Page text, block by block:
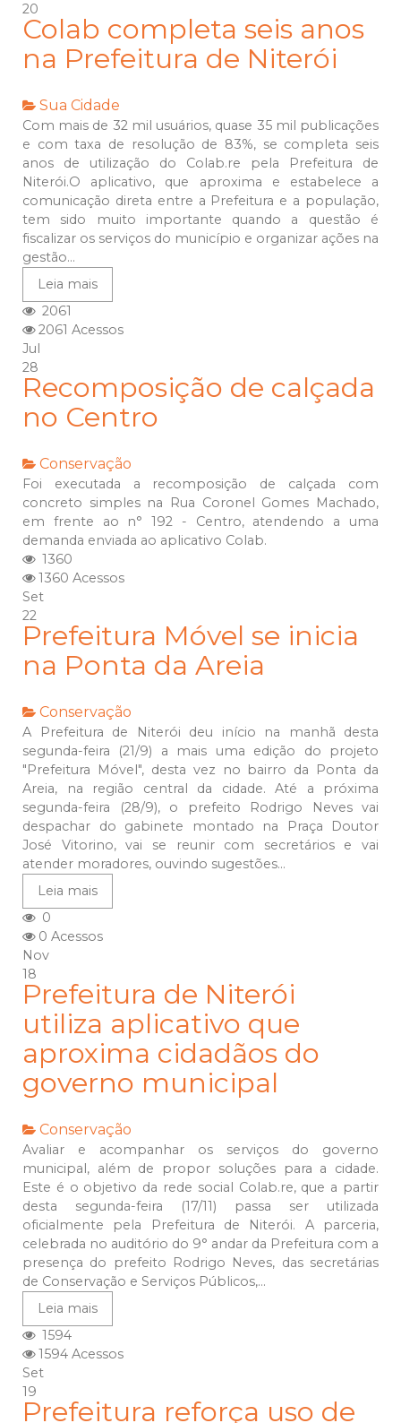
20
Colab completa seis anos
na Prefeitura de Niterói
Sua Cidade
Com mais de 32 mil usuários, quase 35 mil publicações
e com taxa de resolução de 83%, se completa seis
anos de utilização do Colab.re pela Prefeitura de
Niterói.O aplicativo, que aproxima e estabelece a
comunicação direta entre a Prefeitura e a população,
tem sido muito importante quando a questão é
fiscalizar os serviços do município e organizar ações na
gestão...
Leia mais
2061
2061 Acessos
Jul
28
Recomposição de calçada
no Centro
Conservação
Foi executada a recomposição de calçada com
concreto simples na Rua Coronel Gomes Machado,
em frente ao n° 192 - Centro, atendendo a uma
demanda enviada ao aplicativo Colab.
1360
1360 Acessos
Set
22
Prefeitura Móvel se inicia
na Ponta da Areia
Conservação
A Prefeitura de Niterói deu início na manhã desta
segunda-feira (21/9) a mais uma edição do projeto
"Prefeitura Móvel", desta vez no bairro da Ponta da
Areia, na região central da cidade. Até a próxima
segunda-feira (28/9), o prefeito Rodrigo Neves vai
despachar do gabinete montado na Praça Doutor
José Vitorino, vai se reunir com secretários e vai
atender moradores, ouvindo sugestões...
Leia mais
0
0 Acessos
Nov
18
Prefeitura de Niterói
utiliza aplicativo que
aproxima cidadãos do
governo municipal
Conservação
Avaliar e acompanhar os serviços do governo
municipal, além de propor soluções para a cidade.
Este é o objetivo da rede social Colab.re, que a partir
desta segunda-feira (17/11) passa ser utilizada
oficialmente pela Prefeitura de Niterói. A parceria,
celebrada no auditório do 9° andar da Prefeitura com a
presença do prefeito Rodrigo Neves, das secretárias
de Conservação e Serviços Públicos,...
Leia mais
1594
1594 Acessos
Set
19
Prefeitura reforça uso de